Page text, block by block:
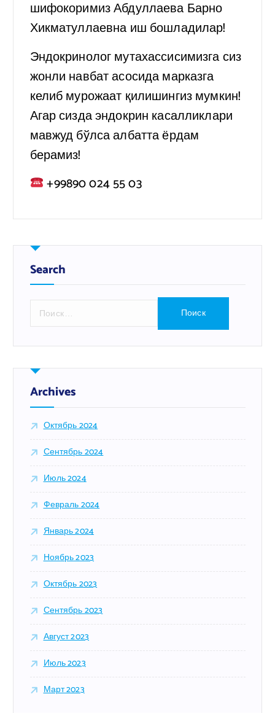
шифокоримиз Абдуллаева Барно
Хикматуллаевна иш бошладилар!
Эндокринолог мутахассисимизга сиз
жонли навбат асосида марказга
келиб мурожаат қилишингиз мумкин!
Агар сизда эндокрин касалликлари
мавжуд бўлса албатта ёрдам
берамиз!
+99890 024 55 03
Search
т
:
Archives
Октябрь 2024
Сентябрь 2024
Июль 2024
Февраль 2024
Январь 2024
Ноябрь 2023
Октябрь 2023
Сентябрь 2023
Август 2023
Июль 2023
Март 2023